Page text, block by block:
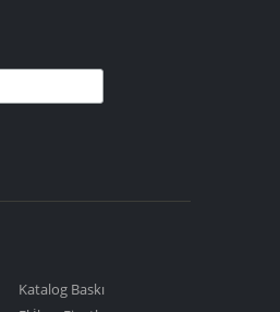
Katalog Baskı